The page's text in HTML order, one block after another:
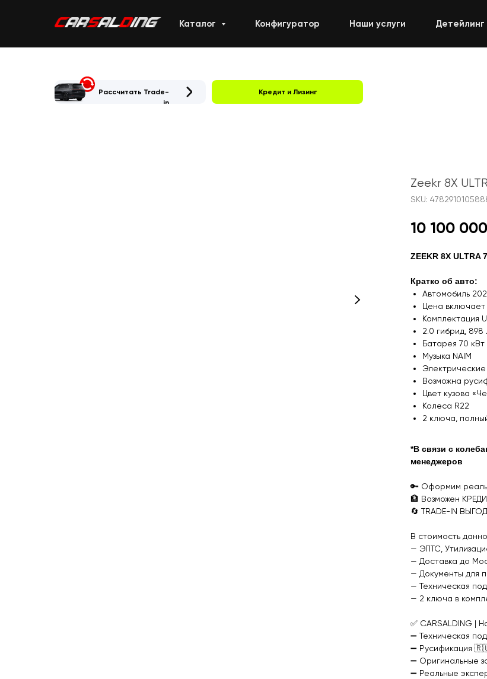
Каталог Конфигуратор Наши услуги Детейлинг
Рассчитать Trade-
in
Кредит и Лизинг
Zeekr 8X
SKU:
10 100 000
ZEEKR 8X ULTRA
Кратко об авто:
Автомобиль
Цена
Комплектация
2.0 гибрид, 898
Батарея 70 кВт
Музыка NAIM
Возможна
Цвет кузова
Колеса R22
2 ключа,
*В связи с
менеджеров
🔑 Оформим
🏦 Возможен
🔄 TRADE-IN
В стоимость
— ЭПТС,
— Доставка до
— Документы для
— Техническая
— 2 ключа в
✅ CARSALDING |
➖ Техническая
➖ Русификация
➖ Оригинальные
➖ Реальные